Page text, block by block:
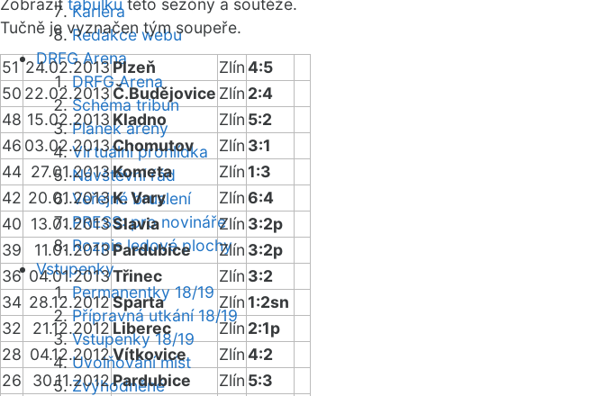
Kariéra
Redakce webu
DRFG Arena
DRFG Arena
Schéma tribun
Plánek areny
Virtuální prohlídka
Návštěvní řád
Veřejné bruslení
PRESS: pro novináře
Rozpis ledové plochy
Vstupenky
Permanentky 18/19
Přípravná utkání 18/19
Vstupenky 18/19
Uvolňování míst
Zvýhodněné
Zobrazit tabulku této sezóny a soutěže.
Tučně je vyznačen tým soupeře.
51 24.02.2013 Plzeň Zlín4:5
50 22.02.2013Č.Budějovice Zlín 2:4
48 15.02.2013 Kladno Zlín 5:2
46 03.02.2013Chomutov Zlín 3:1
44 27.01.2013Kometa Zlín 1:3
42 20.01.2013K. Vary Zlín6:4
40 13.01.2013Slavia Zlín 3:2p
39
11.01.2013Pardubice Zlín 3:2p
36 04.01.2013Třinec Zlín 3:2
34 28.12.2012Sparta Zlín 1:2sn
32
21.12.2012 Liberec Zlín 2:1p
28 04.12.2012Vítkovice Zlín4:2
26
30.11.2012Pardubice Zlín 5:3